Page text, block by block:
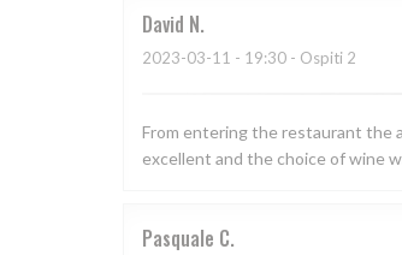
David N
2023-03-11 - 19:30 - Ospiti 2
From entering the restaurant the
excellent and the choice of wine
Pasquale C